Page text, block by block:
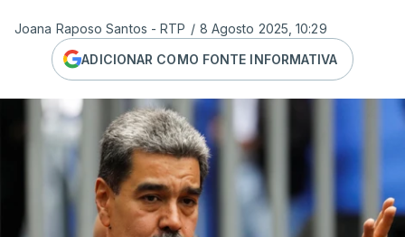
Joana Raposo Santos - RTP / 8 Agosto 2025, 10:29
ADICIONAR COMO FONTE INFORMATIVA